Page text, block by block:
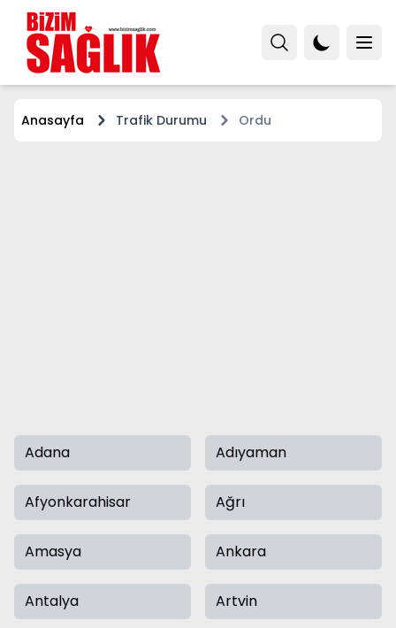
Anasayfa Trafik Durumu Ordu
Adana Adıyaman
Afyonkarahisar Ağrı
Amasya Ankara
Antalya Artvin